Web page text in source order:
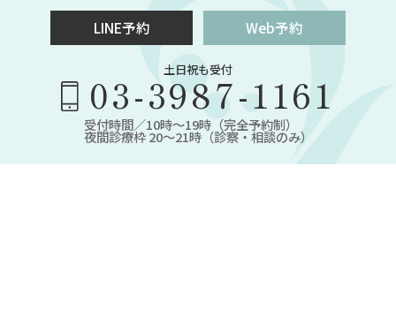
LINE予約 Web予約
土日祝も受付
03-3987-1161
受付時間／10時～19時（完全予約制）
夜間診療枠 20～21時（診察・相談のみ）